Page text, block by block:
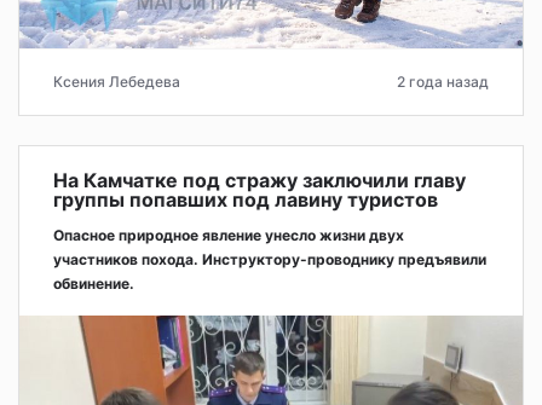
Ксения Лебедева 2 года назад
На Камчатке под стражу заключили главу
группы попавших под лавину туристов
Опасное природное явление унесло жизни двух
участников похода. Инструктору-проводнику предъявили
обвинение.